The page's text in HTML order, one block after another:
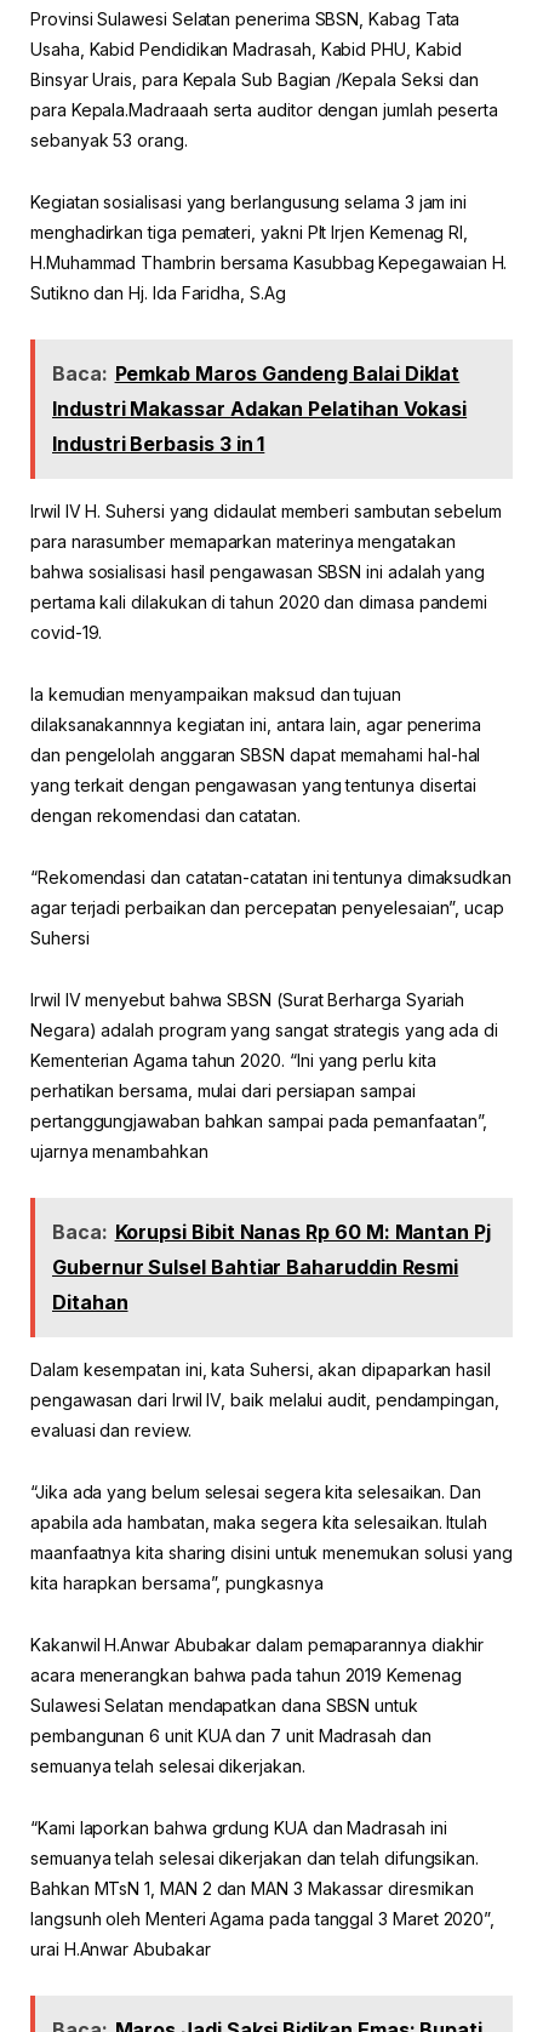
Provinsi Sulawesi Selatan penerima SBSN, Kabag Tata
Usaha, Kabid Pendidikan Madrasah, Kabid PHU, Kabid
Binsyar Urais, para Kepala Sub Bagian /Kepala Seksi dan
para Kepala.Madraaah serta auditor dengan jumlah peserta
sebanyak 53 orang.
Kegiatan sosialisasi yang berlangusung selama 3 jam ini
menghadirkan tiga pemateri, yakni Plt Irjen Kemenag RI,
H.Muhammad Thambrin bersama Kasubbag Kepegawaian H.
Sutikno dan Hj. Ida Faridha, S.Ag
Baca: Pemkab Maros Gandeng Balai Diklat
Industri Makassar Adakan Pelatihan Vokasi
Industri Berbasis 3 in 1
Irwil IV H. Suhersi yang didaulat memberi sambutan sebelum
para narasumber memaparkan materinya mengatakan
bahwa sosialisasi hasil pengawasan SBSN ini adalah yang
pertama kali dilakukan di tahun 2020 dan dimasa pandemi
covid-19.
Ia kemudian menyampaikan maksud dan tujuan
dilaksanakannnya kegiatan ini, antara lain, agar penerima
dan pengelolah anggaran SBSN dapat memahami hal-hal
yang terkait dengan pengawasan yang tentunya disertai
dengan rekomendasi dan catatan.
“Rekomendasi dan catatan-catatan ini tentunya dimaksudkan
agar terjadi perbaikan dan percepatan penyelesaian”, ucap
Suhersi
Irwil IV menyebut bahwa SBSN (Surat Berharga Syariah
Negara) adalah program yang sangat strategis yang ada di
Kementerian Agama tahun 2020. “Ini yang perlu kita
perhatikan bersama, mulai dari persiapan sampai
pertanggungjawaban bahkan sampai pada pemanfaatan”,
ujarnya menambahkan
Baca: Korupsi Bibit Nanas Rp 60 M: Mantan Pj
Gubernur Sulsel Bahtiar Baharuddin Resmi
Ditahan
Dalam kesempatan ini, kata Suhersi, akan dipaparkan hasil
pengawasan dari Irwil IV, baik melalui audit, pendampingan,
evaluasi dan review.
“Jika ada yang belum selesai segera kita selesaikan. Dan
apabila ada hambatan, maka segera kita selesaikan. Itulah
maanfaatnya kita sharing disini untuk menemukan solusi yang
kita harapkan bersama”, pungkasnya
Kakanwil H.Anwar Abubakar dalam pemaparannya diakhir
acara menerangkan bahwa pada tahun 2019 Kemenag
Sulawesi Selatan mendapatkan dana SBSN untuk
pembangunan 6 unit KUA dan 7 unit Madrasah dan
semuanya telah selesai dikerjakan.
“Kami laporkan bahwa grdung KUA dan Madrasah ini
semuanya telah selesai dikerjakan dan telah difungsikan.
Bahkan MTsN 1, MAN 2 dan MAN 3 Makassar diresmikan
langsunh oleh Menteri Agama pada tanggal 3 Maret 2020”,
urai H.Anwar Abubakar